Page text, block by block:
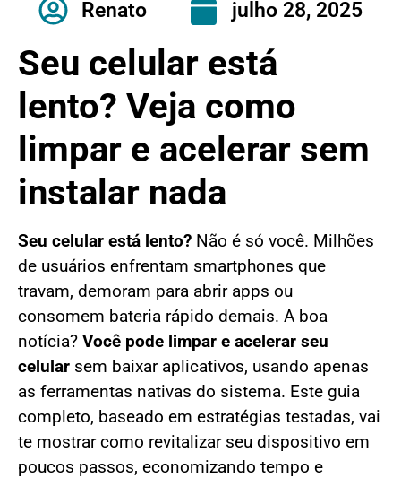
Renato julho 28, 2025
Seu celular está
lento? Veja como
limpar e acelerar sem
instalar nada
Seu celular está lento? Não é só você. Milhões
de usuários enfrentam smartphones que
travam, demoram para abrir apps ou
consomem bateria rápido demais. A boa
notícia? Você pode limpar e acelerar seu
celular sem baixar aplicativos, usando apenas
as ferramentas nativas do sistema. Este guia
completo, baseado em estratégias testadas, vai
te mostrar como revitalizar seu dispositivo em
poucos passos, economizando tempo e